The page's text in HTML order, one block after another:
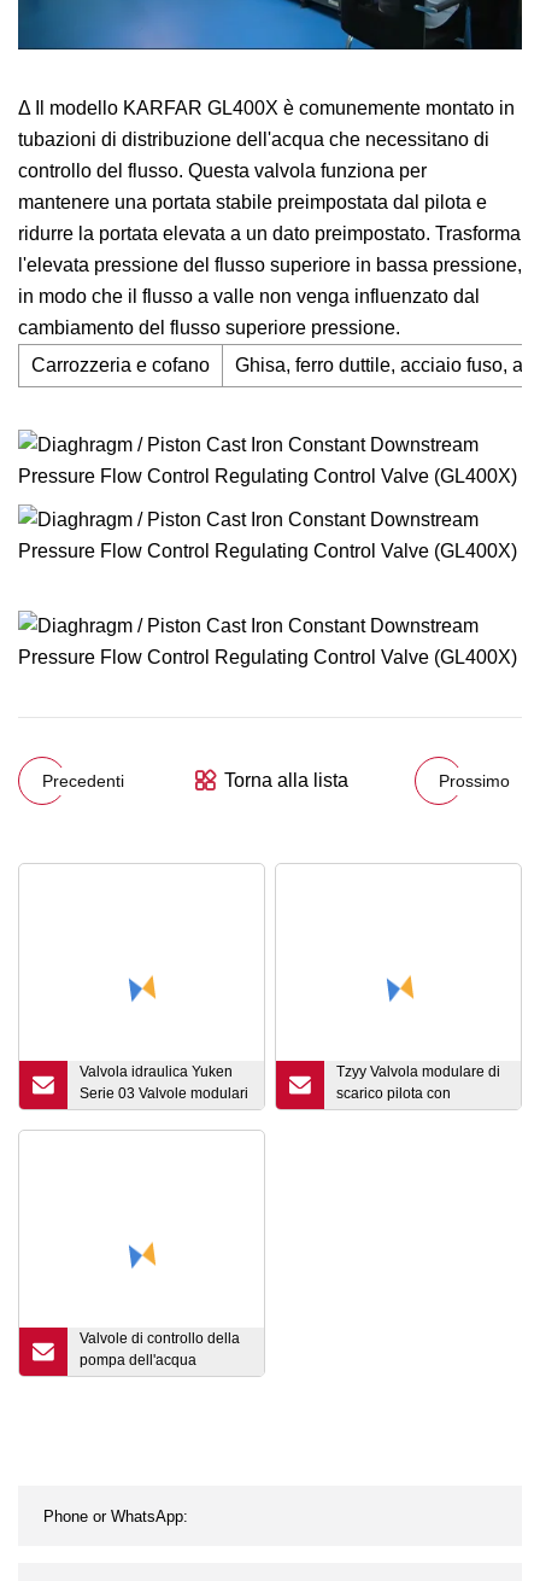
Δ Il modello KARFAR GL400X è comunemente montato in
tubazioni di distribuzione dell'acqua che necessitano di
controllo del flusso. Questa valvola funziona per
mantenere una portata stabile preimpostata dal pilota e
ridurre la portata elevata a un dato preimpostato. Trasforma
l'elevata pressione del flusso superiore in bassa pressione,
in modo che il flusso a valle non venga influenzato dal
cambiamento del flusso superiore pressione.
Carrozzeria e cofano
Ghisa, ferro duttile, acciaio fuso,
Precedenti Torna alla lista Prossimo
Valvola idraulica Yuken
Serie 03 Valvole modulari
Controllo (e controllo) del
Tzyy Valvola modulare di
scarico pilota con
controllo della pressione
Valvole di controllo della
pompa dell'acqua
multifunzionali limitatrici